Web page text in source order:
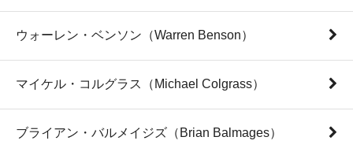
ウォーレン・ベンソン（Warren Benson）
マイケル・コルグラス（Michael Colgrass）
ブライアン・バルメイジズ（Brian Balmages）